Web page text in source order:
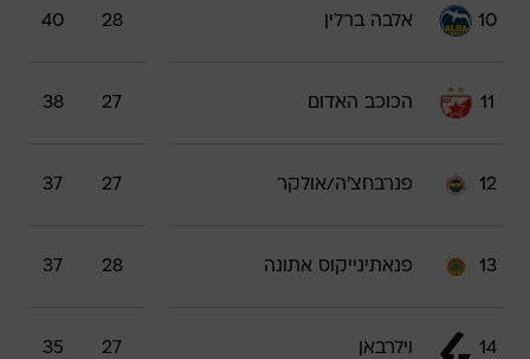
10 אלבה ברלין 28
40
11 הכוכב האדום 27
38
12 פנרבחצ'ה/אולקר 27
37
13 פנאתינייקוס אתונה 28
37
14 וילרבאן 27
35